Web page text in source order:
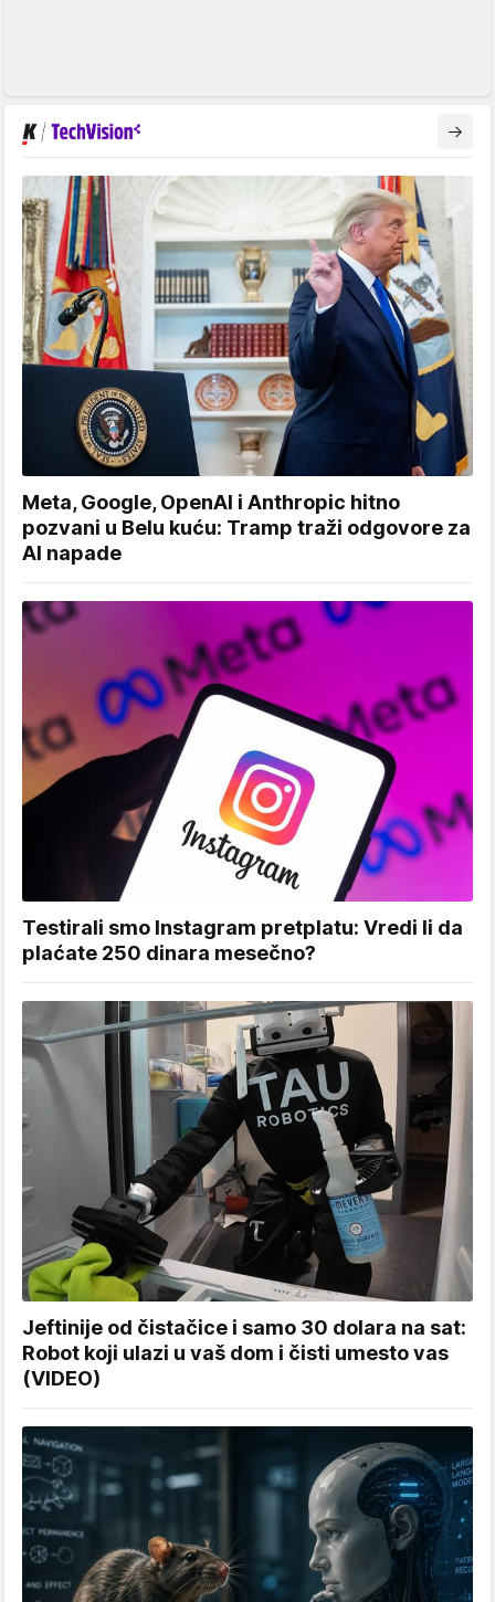
Meta, Google, OpenAI i Anthropic hitno
pozvani u Belu kuću: Tramp traži odgovore za
AI napade
Testirali smo Instagram pretplatu: Vredi li da
plaćate 250 dinara mesečno?
Jeftinije od čistačice i samo 30 dolara na sat:
Robot koji ulazi u vaš dom i čisti umesto vas
(VIDEO)